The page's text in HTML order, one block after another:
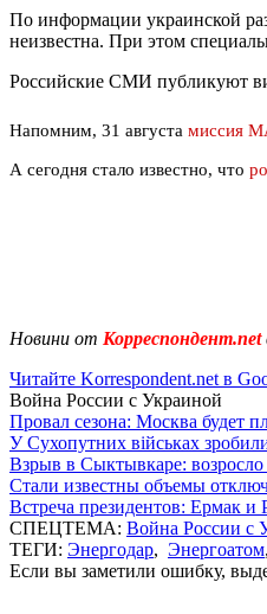
По информации украинской
неизвестна. При этом
Российские СМИ публикуют
Напомним, 31 августа миссия
А сегодня стало известно, что
Новини от Корреспондент.net
Читайте Korrespondent.net в
Война России с Украиной
Провал сезона: Москва будет
У Сухопутних військах зробили
Взрыв в Сыктывкаре:
Стали известны объемы
Встреча президентов: Ермак и
СПЕЦТЕМА: Война России с
ТЕГИ: Энергодар, Энергоатом
Если вы заметили ошибку,